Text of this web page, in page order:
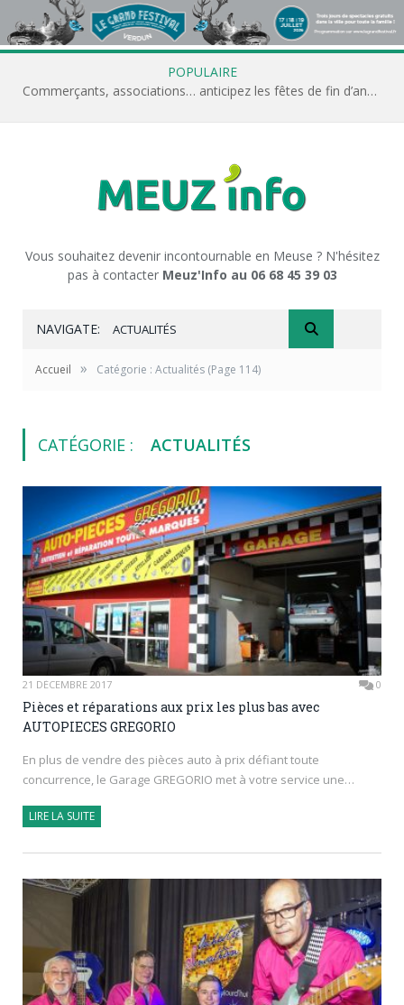
POPULAIRE
Commerçants, associations… anticipez les fêtes de fin d’année avec Meuz’Info
Vous souhaitez devenir incontournable en Meuse ? N'hésitez
pas à contacter Meuz'Info au 06 68 45 39 03
NAVIGATE: ACTUALITÉS
Accueil » Catégorie : Actualités (Page 114)
CATÉGORIE : ACTUALITÉS
21 DÉCEMBRE 2017 0
Pièces et réparations aux prix les plus bas avec
AUTOPIECES GREGORIO
En plus de vendre des pièces auto à prix défiant toute
concurrence, le Garage GREGORIO met à votre service une…
LIRE LA SUITE